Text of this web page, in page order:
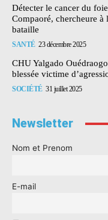
Détecter le cancer du
Compaoré, chercheure à
bataille
SANTÉ 23 décembre 2025
CHU Yalgado
blessée victime
SOCIÉTÉ 31 juillet 2025
Newsletter
Nom et Prenom
E-mail